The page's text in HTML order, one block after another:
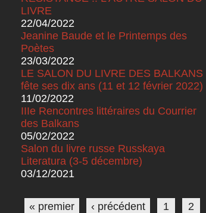
LIVRE
22/04/2022
Jeanine Baude et le Printemps des
Poètes
23/03/2022
LE SALON DU LIVRE DES BALKANS
fête ses dix ans (11 et 12 février 2022)
11/02/2022
IIIe Rencontres littéraires du Courrier
des Balkans
05/02/2022
Salon du livre russe Russkaya
Literatura (3-5 décembre)
03/12/2021
Pages
« premier ‹ précédent 1 2